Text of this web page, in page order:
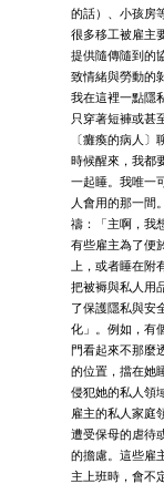
的話）、小孩房
很多移工被雇主
提供隨傳隨到的
致情緒與勞動的
我在這裡一點隱
只穿著短褲或甚
〔癱瘓的病人
時候醒來，我都
一起睡。我唯一
人會用的那一間
禱：「主啊，我
有些雇主為了便
上，或者睡在附
把被褥與私人用
了保護隱私與安
化」。例如，有
門看起來不那麼
的位置，擋在她
侵犯她的私人領
雇主的私人家庭
遭受保母的虐待
的擔慮。這些雇
主上班時，會不